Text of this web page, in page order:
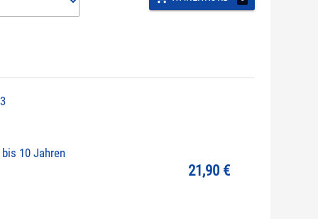
10 Jahren
21,90 €